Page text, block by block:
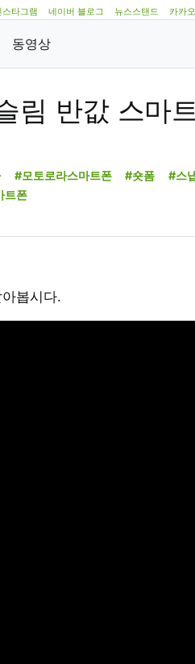
스타그램 네이버 블로그 뉴스스탠드 카카
동영상
림 반값 스마
#모토로라스마트폰 #숏폼 #스
트폰
봅시다.